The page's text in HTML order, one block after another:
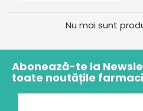
Nu mai sunt
Abonează-te la
toate noutățile